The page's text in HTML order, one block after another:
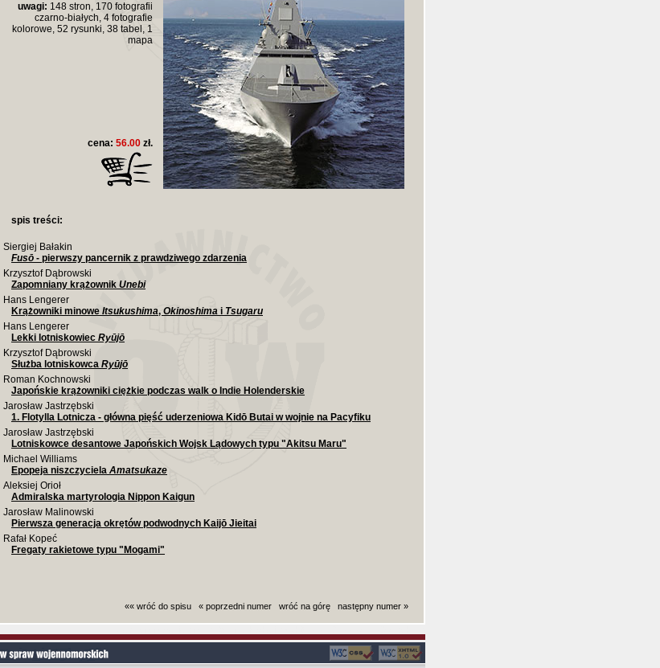
uwagi: 148 stron, 170 fotografii
czarno-białych, 4 fotografie
kolorowe, 52 rysunki, 38 tabel, 1
mapa
cena: 56.00 zł.
spis treści:
Siergiej Bałakin
Fusō - pierwszy pancernik z prawdziwego zdarzenia
Krzysztof Dąbrowski
Zapomniany krążownik Unebi
Hans Lengerer
Krążowniki minowe Itsukushima, Okinoshima i Tsugaru
Hans Lengerer
Lekki lotniskowiec Ryūjō
Krzysztof Dąbrowski
Służba lotniskowca Ryūjō
Roman Kochnowski
Japońskie krążowniki ciężkie podczas walk o Indie Holenderskie
Jarosław Jastrzębski
1. Flotylla Lotnicza - główna pięść uderzeniowa Kidō Butai w wojnie na Pacyfiku
Jarosław Jastrzębski
Lotniskowce desantowe Japońskich Wojsk Lądowych typu "Akitsu Maru"
Michael Williams
Epopeja niszczyciela Amatsukaze
Aleksiej Orioł
Admiralska martyrologia Nippon Kaigun
Jarosław Malinowski
Pierwsza generacja okrętów podwodnych Kaijō Jieitai
Rafał Kopeć
Fregaty rakietowe typu "Mogami"
«« wróć do spisu « poprzedni numer wróć na górę następny numer »